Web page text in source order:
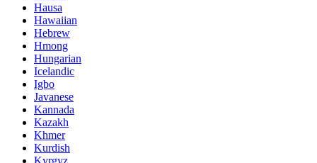
Hausa
Hawaiian
Hebrew
Hmong
Hungarian
Icelandic
Igbo
Javanese
Kannada
Kazakh
Khmer
Kurdish